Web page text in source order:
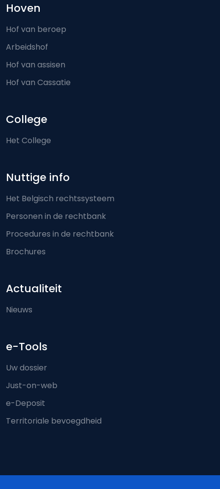
Hoven
Hof van beroep
Arbeidshof
Hof van assisen
Hof van Cassatie
College
Het College
Nuttige info
Het Belgisch rechtssysteem
Personen in de rechtbank
Procedures in de rechtbank
Brochures
Actualiteit
Nieuws
e-Tools
Uw dossier
Just-on-web
e-Deposit
Territoriale bevoegdheid